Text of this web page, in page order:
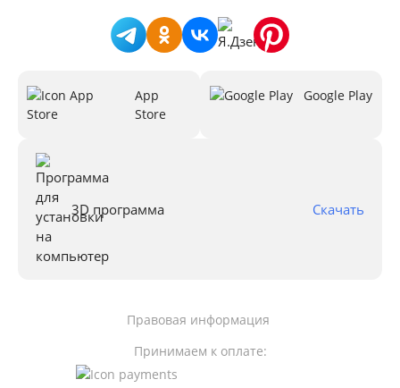
App
Store
Google Play
3D программа Скачать
Принимаем к оплате:
Правовая информация